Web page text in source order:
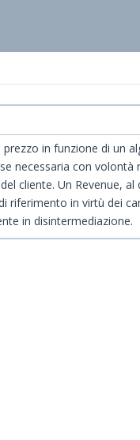
in funzione di un
necessaria con volontà
cliente. Un Revenue, al
in virtù dei
in disintermediazione.